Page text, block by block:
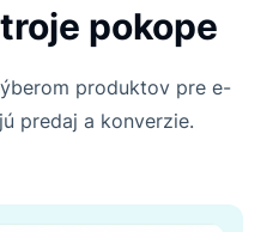
pokope
produktov pre e-
predaj a konverzie.